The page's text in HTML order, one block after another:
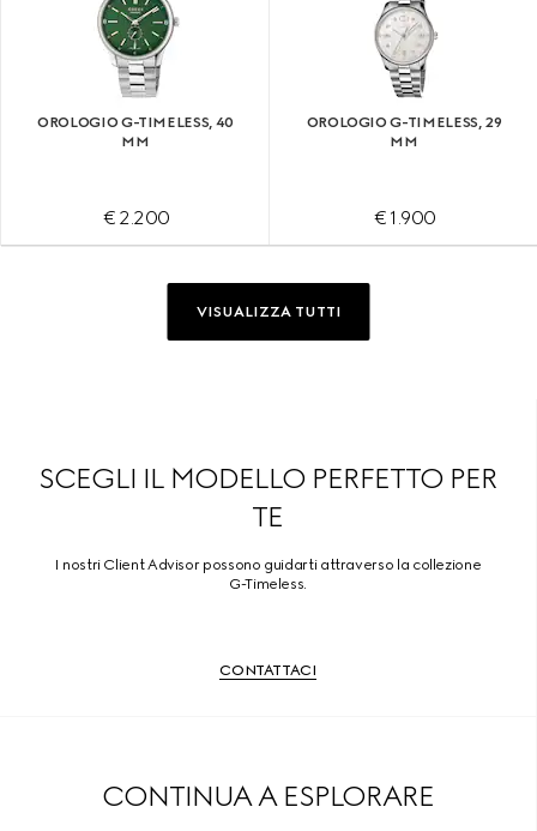
OROLOGIO G-TIMELESS, 40
MM
€ 2.200
OROLOGIO G-TIMELESS, 29
MM
€ 1.900
VISUALIZZA TUTTI
SCEGLI IL MODELLO PERFETTO PER
TE
I nostri Client Advisor possono guidarti attraverso la collezione
G-Timeless.
CONTATTACI
CONTINUA A ESPLORARE